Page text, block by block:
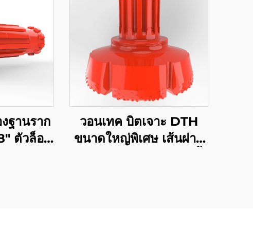
ฐานราก
ตัวล็อค
วอนเทค บิตเจาะ DTH
ขนาดใหญ่พิเศษ เส้นผ่าน